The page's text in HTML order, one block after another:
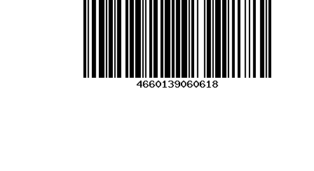
или у Вас есть другие комментарии по описанию